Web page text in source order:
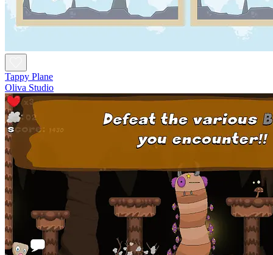
Tappy Plane
Oliva Studio